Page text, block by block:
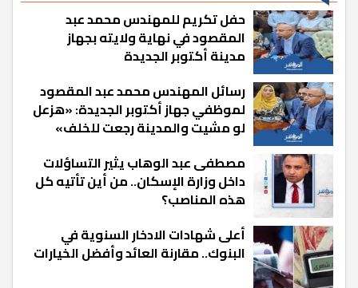
حفل تكريم للمهندس محمد عبد
المقصود في نهاية ولايته بجهاز
مدينة أكتوبر الجديدة
رسائل المهندس محمد عبد المقصود
لموظفي جهاز أكتوبر الجديدة: «هزعل
لو مشيت والمدينة رجعت للخلف»
مصطفى عبد الوهاب يثير التساؤلات
داخل وزارة الإسكان.. من أين تأتيه كل
هذه المناصب؟
أعلى شهادات الادخار السنوية في
البنوك.. مقارنة العائد وأفضل الخيارات